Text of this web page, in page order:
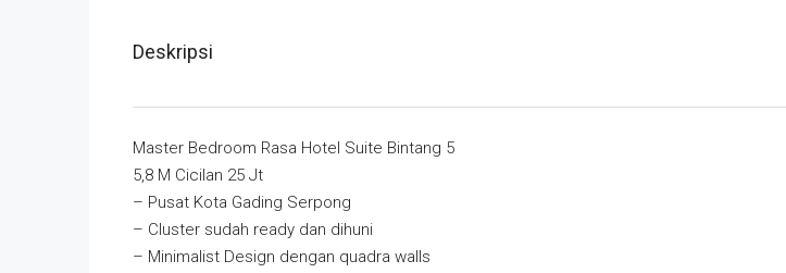
Deskripsi
Master Bedroom Rasa Hotel Suite Bintang 5
5,8 M Cicilan 25 Jt
– Pusat Kota Gading Serpong
– Cluster sudah ready dan dihuni
– Minimalist Design dengan quadra walls